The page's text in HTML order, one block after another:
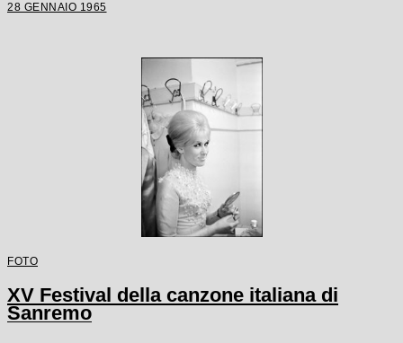
28 GENNAIO 1965
FOTO
XV Festival della canzone italiana di
Sanremo